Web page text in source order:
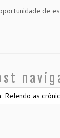
de
as